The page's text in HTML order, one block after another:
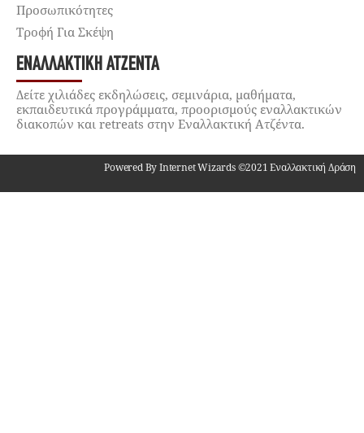
Προσωπικότητες
Τροφή Για Σκέψη
ΕΝΑΛΛΑΚΤΙΚΉ ΑΤΖΈΝΤΑ
Δείτε χιλιάδες εκδηλώσεις, σεμινάρια, μαθήματα,
εκπαιδευτικά προγράμματα, προορισμούς εναλλακτικών
διακοπών και retreats στην Εναλλακτική Ατζέντα.
Powered By Internet Wizards ©2021 Εναλλακτική Δράση